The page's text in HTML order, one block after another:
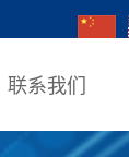
联系我们